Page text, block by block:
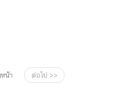
น้า ต่อไป >>